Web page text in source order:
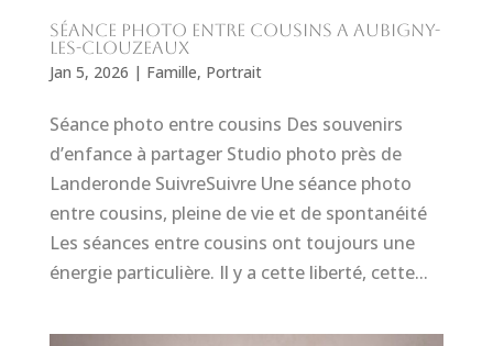
séance photo entre cousins a Aubigny-
les-Clouzeaux
Jan 5, 2026 | Famille, Portrait
Séance photo entre cousins Des souvenirs
d’enfance à partager Studio photo près de
Landeronde SuivreSuivre Une séance photo
entre cousins, pleine de vie et de spontanéité
Les séances entre cousins ont toujours une
énergie particulière. Il y a cette liberté, cette...